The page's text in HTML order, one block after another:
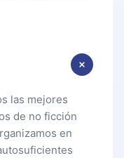
las mejores
de no ficción
en